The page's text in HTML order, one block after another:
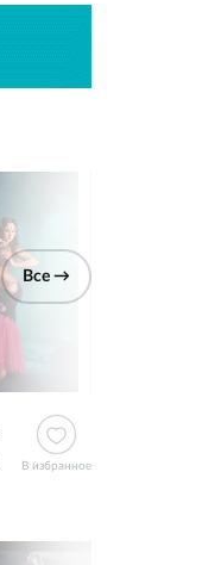
Все →
В избранное